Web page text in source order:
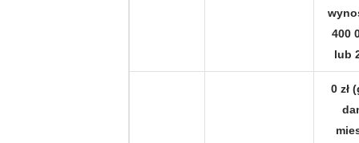
400
lub
0 zł